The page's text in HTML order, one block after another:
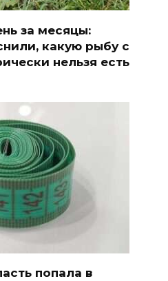
за месяцы:
какую рыбу с
нельзя есть
попала в